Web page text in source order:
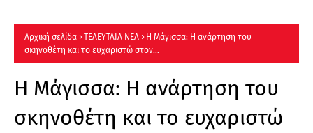
Αρχική σελίδα ΤΕΛΕΥΤΑΙΑ ΝΕΑ
Η Μάγισσα: Η ανάρτηση του
σκηνοθέτη και το ευχαριστώ στον…
Η Μάγισσα: Η ανάρτηση του
σκηνοθέτη και το ευχαριστώ